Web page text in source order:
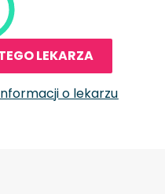
LEKARZA
o lekarzu